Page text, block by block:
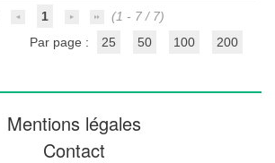
1
(1 - 7 / 7)
Par page :
25 50 100 200
Mentions légales
Contact